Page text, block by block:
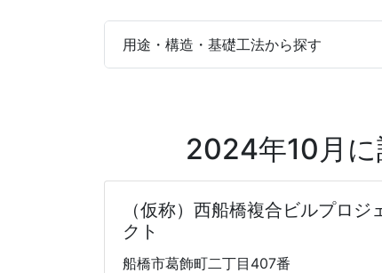
用途・構造・基礎工法から探す
2024年10月に
（仮称）西船橋複合ビルプロジ
クト
船橋市葛飾町二丁目407番